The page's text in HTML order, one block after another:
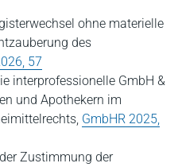
ohne materielle
des
57
interprofessionelle GmbH &
und Apothekern im
, GmbHR 2025,
Zustimmung der